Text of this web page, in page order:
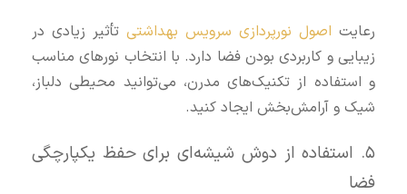
رعایت اصول نورپردازی سرویس بهداشتی تأثیر زیادی در
زیبایی و کاربردی بودن فضا دارد. با انتخاب نورهای مناسب
و استفاده از تکنیک‌های مدرن، می‌توانید محیطی دلباز،
شیک و آرامش‌بخش ایجاد کنید.
۵. استفاده از دوش شیشه‌ای برای حفظ یکپارچگی
فضا